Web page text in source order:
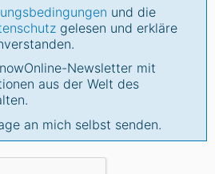
und die
gelesen und erkläre
Newsletter mit
aus der Welt des
an mich selbst senden.